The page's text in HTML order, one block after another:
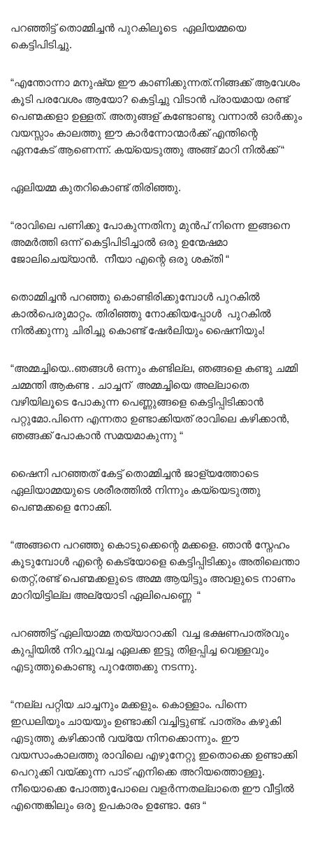
പറഞ്ഞിട്ട് തൊമ്മിച്ചൻ പുറകിലൂടെ ഏലിയമ്മയെ
കെട്ടിപിടിച്ചു.
“എന്തോന്നാ മനുഷ്യ ഈ കാണിക്കുന്നത്.നിങ്ങക്ക് ആവേശം
കൂടി പരവേശം ആയോ? കെട്ടിച്ചു വിടാൻ പ്രായമായ രണ്ട്
പെണ്മക്കളാ ഉള്ളത്. അതുങ്ങള് കണ്ടോണ്ടു വന്നാൽ ഓർക്കും
വയസ്സാം കാലത്തു ഈ കാർന്നോന്മാർക്ക് എന്തിന്റെ
ഏനകേട് ആണെന്ന്. കയ്യെടുത്തു അങ്ങ് മാറി നിൽക്ക് “
ഏലിയമ്മ കുതറികൊണ്ട് തിരിഞ്ഞു.
“രാവിലെ പണിക്കു പോകുന്നതിനു മുൻപ് നിന്നെ ഇങ്ങനെ
അമർത്തി ഒന്ന്‌ കെട്ടിപിടിച്ചാൽ ഒരു ഉന്മേഷമാ
ജോലിചെയ്യാൻ. നീയാ എന്റെ ഒരു ശക്തി “
തൊമ്മിച്ചൻ പറഞ്ഞു കൊണ്ടിരിക്കുമ്പോൾ പുറകിൽ
കാൽപെരുമാറ്റം. തിരിഞ്ഞു നോക്കിയപ്പോൾ പുറകിൽ
നിൽക്കുന്നു ചിരിച്ചു കൊണ്ട് ഷേർലിയും ഷൈനിയും!
“അമ്മച്ചിയെ..ഞങ്ങൾ ഒന്നും കണ്ടില്ല, ഞങ്ങളെ കണ്ടു ചമ്മി
ചമ്മന്തി ആകണ്ട . ചാച്ചന് അമ്മച്ചിയെ അല്ലാതെ
വഴിയിലൂടെ പോകുന്ന പെണ്ണുങ്ങളെ കെട്ടിപ്പിടിക്കാൻ
പറ്റുമോ.പിന്നെ എന്നതാ ഉണ്ടാക്കിയത് രാവിലെ കഴിക്കാൻ,
ഞങ്ങക്ക് പോകാൻ സമയമാകുന്നു “
ഷൈനി പറഞ്ഞത്‌ കേട്ട് തൊമ്മിച്ചൻ ജാള്യത്തോടെ
ഏലിയാമ്മയുടെ ശരീരത്തിൽ നിന്നും കയ്യെടുത്തു
പെണ്മക്കളെ നോക്കി.
“അങ്ങനെ പറഞ്ഞു കൊടുക്കെന്റെ മക്കളെ. ഞാൻ സ്നേഹം
കൂടുമ്പോൾ എന്റെ കെട്യോളെ കെട്ടിപ്പിടിക്കും അതിലെന്താ
തെറ്റ്,രണ്ട് പെണ്മക്കളുടെ അമ്മ ആയിട്ടും അവളുടെ നാണം
മാറിയിട്ടില്ല അല്യോടി ഏലിപെണ്ണെ “
പറഞ്ഞിട്ട് ഏലിയാമ്മ തയ്യാറാക്കി വച്ച ഭക്ഷണപാത്രവും
കുപ്പിയിൽ നിറച്ചുവച്ച ഏലക്ക ഇട്ടു തിളപ്പിച്ച വെള്ളവും
എടുത്തുകൊണ്ടു പുറത്തേക്കു നടന്നു.
“നല്ല പറ്റിയ ചാച്ചനും മക്കളും. കൊള്ളാം. പിന്നെ
ഇഡലിയും ചായയും ഉണ്ടാക്കി വച്ചിട്ടുണ്ട്. പാത്രം കഴുകി
എടുത്തു കഴിക്കാൻ വയ്യേ നിനക്കൊന്നും. ഈ
വയസാംകാലത്തു രാവിലെ എഴുനേറ്റു ഇതൊക്കെ ഉണ്ടാക്കി
പെറുക്കി വയ്ക്കുന്ന പാട് എനിക്കെ അറിയത്തൊള്ളൂ.
നീയൊക്കെ പോത്തുപോലെ വളർന്നതല്ലാതെ ഈ വീട്ടിൽ
എന്തെങ്കിലും ഒരു ഉപകാരം ഉണ്ടോ. ങേ “